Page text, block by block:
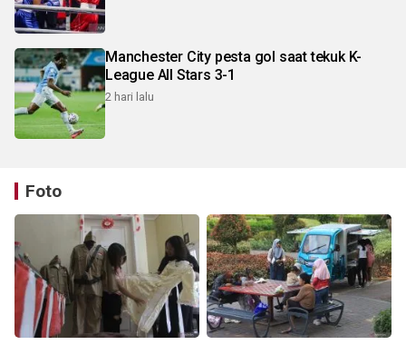
Manchester City pesta gol saat tekuk K-
League All Stars 3-1
2 hari lalu
Foto